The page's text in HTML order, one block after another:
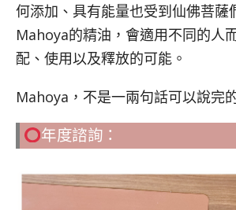
何添加、具有能量也受到仙佛菩薩
Mahoya的精油，會適用不同的人
配、使用以及釋放的可能。
Mahoya，不是一兩句話可以說完
年度諮詢：